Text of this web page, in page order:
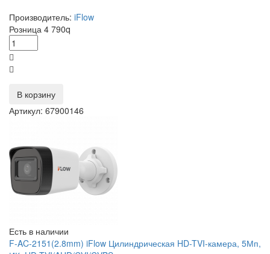
Производитель: iFlow
Розница 4 790q
В корзину
Артикул: 67900146
Есть в наличии
F-AC-2151(2.8mm) iFlow Цилиндрическая HD-TVI-камера, 5Мп,